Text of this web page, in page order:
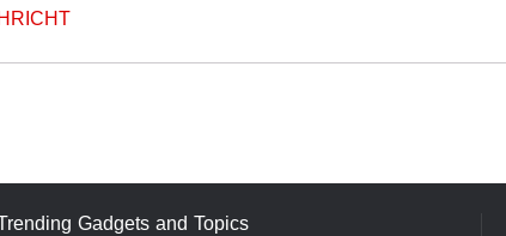
Gadgets and Topics